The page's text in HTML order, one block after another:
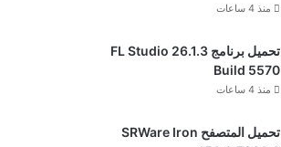
منذ 4 ساعات
تحميل برنامج FL Studio 26.1.3
Build 5570
منذ 4 ساعات
تحميل المتصفح SRWare Iron